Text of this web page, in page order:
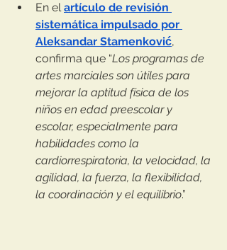
En el artículo de revisión
sistemática impulsado por
Aleksandar Stamenković,
confirma que “Los programas de
artes marciales son útiles para
mejorar la aptitud física de los
niños en edad preescolar y
escolar, especialmente para
habilidades como la
cardiorrespiratoria, la velocidad, la
agilidad, la fuerza, la flexibilidad,
la coordinación y el equilibrio.”